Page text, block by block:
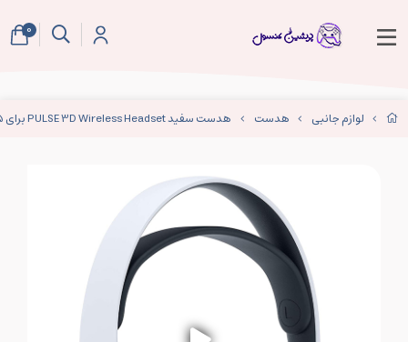
لوازم جانبی هدست هدست سفید PULSE 3D Wireless Headset برای PS5
0